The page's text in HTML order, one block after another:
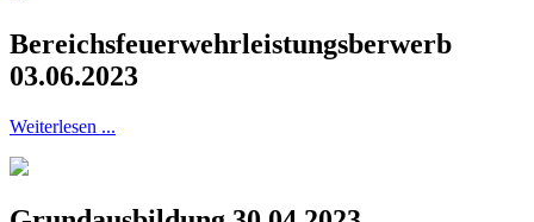
Bereichsfeuerwehrleistungsberwerb
03.06.2023
Weiterlesen ...